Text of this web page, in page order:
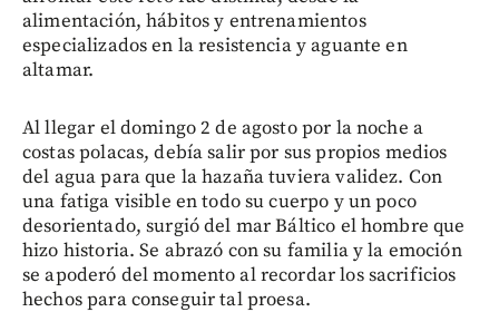
alimentación, hábitos y entrenamientos
especializados en la resistencia y aguante en
altamar.
Al llegar el domingo 2 de agosto por la noche a
costas polacas, debía salir por sus propios medios
del agua para que la hazaña tuviera validez. Con
una fatiga visible en todo su cuerpo y un poco
desorientado, surgió del mar Báltico el hombre que
hizo historia. Se abrazó con su familia y la emoción
se apoderó del momento al recordar los sacrificios
hechos para conseguir tal proesa.